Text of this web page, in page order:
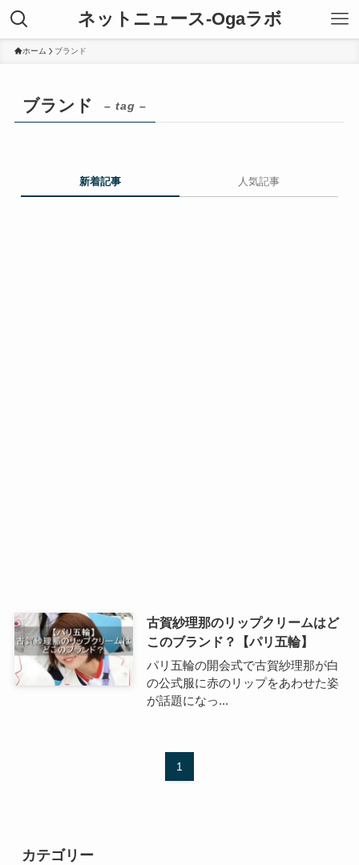
ネットニュース-Ogaラボ
ホーム ブランド
ブランド – tag –
新着記事 人気記事
古賀紗理那のリップクリームはど
このブランド？【パリ五輪】
パリ五輪の開会式で古賀紗理那が白
の公式服に赤のリップをあわせた姿
が話題になっ...
1
カテゴリー